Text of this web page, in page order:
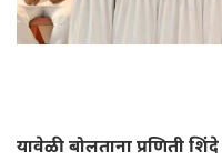
यावेळी बोलताना प्रणिती